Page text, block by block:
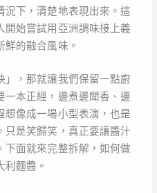
況下，清楚地表現出來。這
開始嘗試用亞洲調味接上義
的融合風味。
」，那就讓我們保留一點廚
一本正經，邊煮邊聞香、邊
想像成一場小型表演，也是
只是笑歸笑，真正要讓醬汁
下面就來完整拆解，如何做
利麵醬。